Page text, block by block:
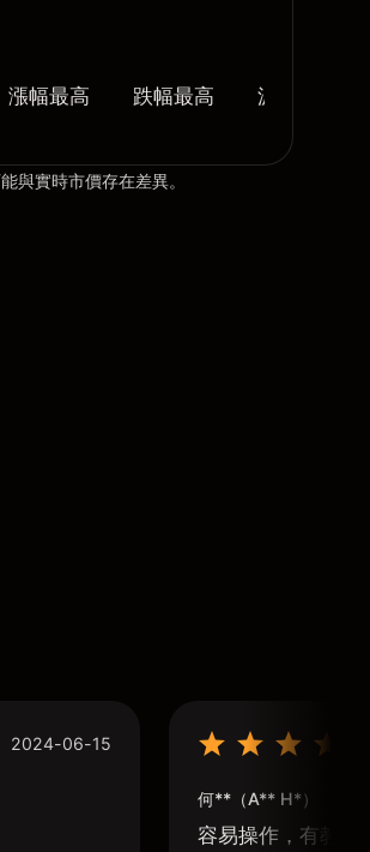
漲幅最高 跌幅最高 波幅最大
與實時市價存在差異。
2024-06-15
何**（A** H*）
容易操作，有教學